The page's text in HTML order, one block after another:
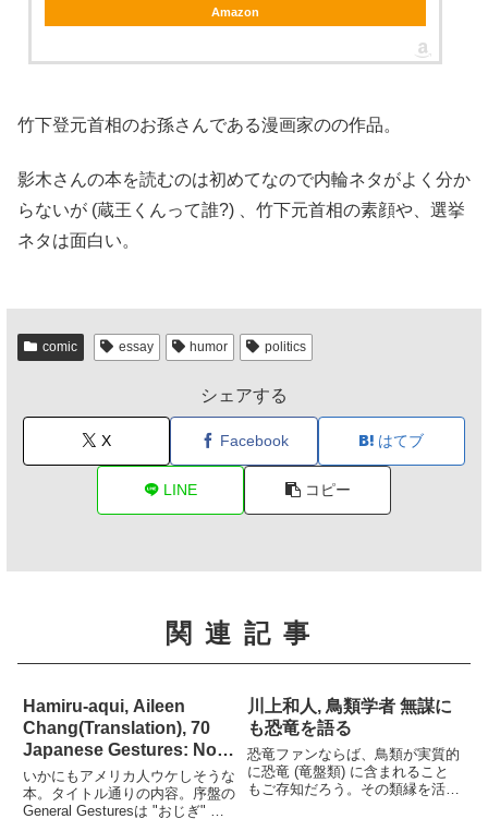
Amazon
竹下登元首相のお孫さんである漫画家のの作品。
影木さんの本を読むのは初めてなので内輪ネタがよく分か
らないが (蔵王くんって誰?) 、竹下元首相の素顔や、選挙
ネタは面白い。
comic essay humor politics
シェアする
X Facebook はてブ
LINE コピー
関連記事
Hamiru-aqui, Aileen
Chang(Translation), 70
Japanese Gestures: No
Language
Communication
いかにもアメリカ人ウケしそうな
本。タイトル通りの内容。序盤の
General Gesturesは "おじぎ" や
川上和人, 鳥類学者 無謀に
も恐竜を語る
恐竜ファンならば、鳥類が実質的
に恐竜 (竜盤類) に含まれること
もご存知だろう。その類縁を活か